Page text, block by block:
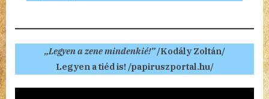
„Legyen a zene mindenkié!”/Kodály Zoltán/
Legyen a tiéd is! /papiruszportal.hu/